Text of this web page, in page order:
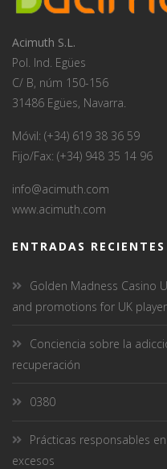
Acimuth S.L.
Pol. Ind. Egües
C/ B, núm 150-156
31486 Egües, Navarra.
Móvil: (+34) 619 38 36 59
Fijo/Fax: (+34) 948 35 14 96
info@acimuth.com
www.acimuth.com
ENTRADAS RECIENTES
Golden Madness Casino
and promotions for UK
Conciencia sobre la
recuperación
0380
Prácticas responsables
excesos